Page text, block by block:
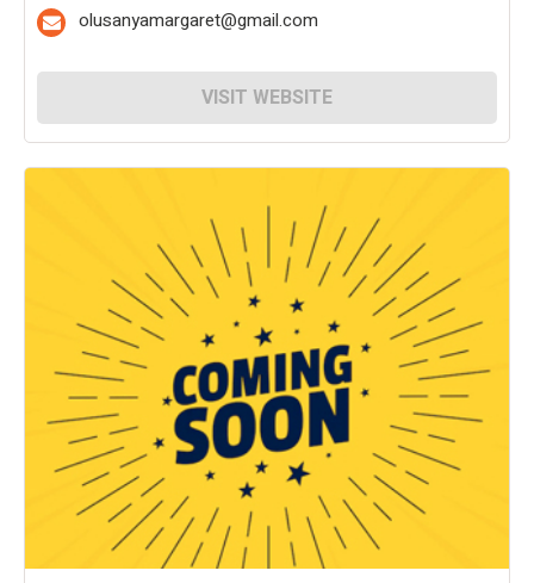
olusanyamargaret@gmail.com
VISIT WEBSITE